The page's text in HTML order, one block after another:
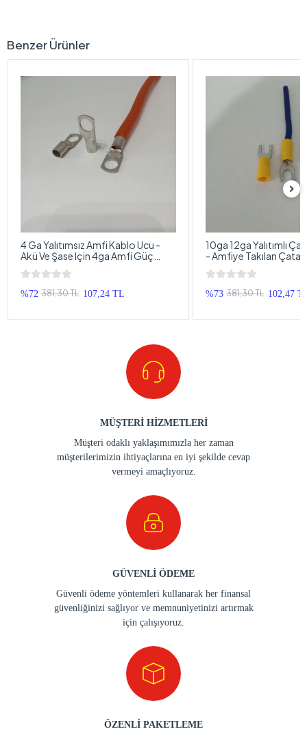
Benzer Ürünler
4 Ga Yalıtımsız Amfi Kablo Ucu -
Akü Ve Şase Için 4ga Amfi Güç
Kablosu Ucu - 1 Adet
%72 381,30 TL 107,24 TL
10ga 12ga Yalıtımlı
- Amfiye Takılan
Terminali - 4 Adet
%73 381,30 TL 102,47
MÜŞTERİ HİZMETLERİ
Müşteri odaklı yaklaşımımızla her zaman
müşterilerimizin ihtiyaçlarına en iyi şekilde cevap
vermeyi amaçlıyoruz.
GÜVENLİ ÖDEME
Güvenli ödeme yöntemleri kullanarak her finansal
güvenliğinizi sağlıyor ve memnuniyetinizi artırmak
için çalışıyoruz.
ÖZENLİ PAKETLEME